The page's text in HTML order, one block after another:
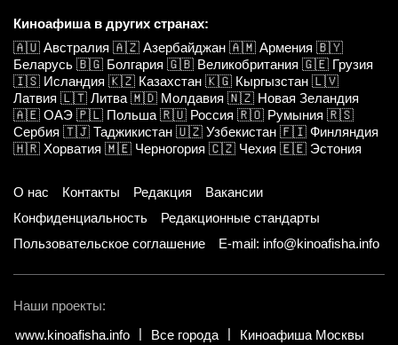
Киноафиша в других странах:
🇦🇺 Австралия 🇦🇿 Азербайджан 🇦🇲 Армения 🇧🇾
Беларусь 🇧🇬 Болгария 🇬🇧 Великобритания 🇬🇪 Грузия
🇮🇸 Исландия 🇰🇿 Казахстан 🇰🇬 Кыргызстан 🇱🇻
Латвия 🇱🇹 Литва 🇲🇩 Молдавия 🇳🇿 Новая Зеландия
🇦🇪 ОАЭ 🇵🇱 Польша 🇷🇺 Россия 🇷🇴 Румыния 🇷🇸
Сербия 🇹🇯 Таджикистан 🇺🇿 Узбекистан 🇫🇮 Финляндия
🇭🇷 Хорватия 🇲🇪 Черногория 🇨🇿 Чехия 🇪🇪 Эстония
О нас Контакты Редакция
Вакансии
Конфиденциальность
Редакционные стандарты
Пользовательское соглашение
E-mail: info@kinoafisha.info
Наши проекты:
www.kinoafisha.info
Все города Киноафиша Москвы